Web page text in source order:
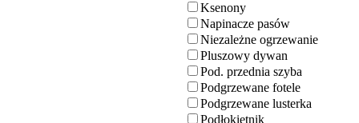
Ksenony
Napinacze pasów
Niezależne ogrzewanie
Pluszowy dywan
Pod. przednia szyba
Podgrzewane fotele
Podgrzewane lusterka
Podłokietnik